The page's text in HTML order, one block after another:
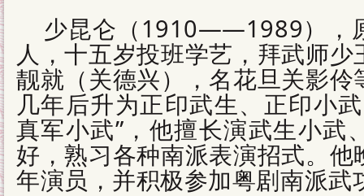
少昆仑（1910——1989），
人，十五岁投班学艺，拜武师
靓就（关德兴），名花旦关影
几年后升为正印武生、正印小
真军小武”，他擅长演武生小武
好，熟习各种南派表演招式。
年演员，并积极参加粤剧南派武